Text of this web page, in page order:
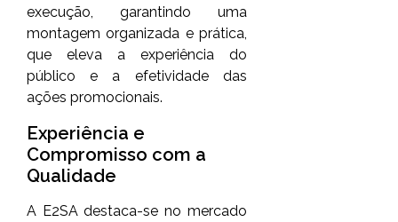
execução, garantindo uma
montagem organizada e prática,
que eleva a experiência do
público e a efetividade das
ações promocionais.
Experiência e
Compromisso com a
Qualidade
A E2SA destaca-se no mercado